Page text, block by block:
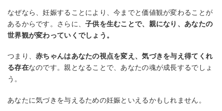
なぜなら、妊娠することにより、今までと価値観が変わることが
あるからです。さらに、子供を生むことで、親になり、あなたの
世界観が変わっていくでしょう。
つまり、赤ちゃんはあなたの視点を変え、気づきを与え得てくれ
る存在なのです。親となることで、あなたの魂が成長するでしょ
う。
あなたに気づきを与えるための妊娠といえるかもしれません。